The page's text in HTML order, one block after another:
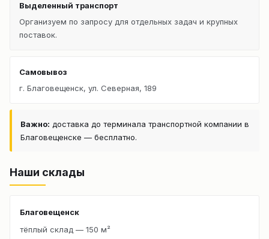
Выделенный транспорт
Организуем по запросу для отдельных задач и крупных
поставок.
Самовывоз
г. Благовещенск, ул. Северная, 189
Важно: доставка до терминала транспортной компании в
Благовещенске — бесплатно.
Наши склады
Благовещенск
тёплый склад — 150 м²